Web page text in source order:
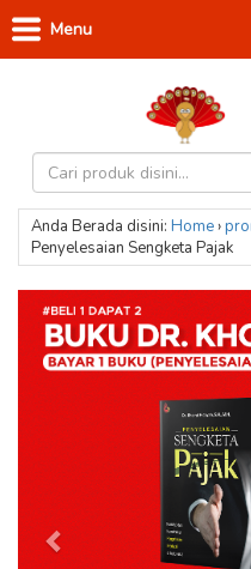
Menu
Anda Berada disini: Home›
Penyelesaian Sengketa Pajak